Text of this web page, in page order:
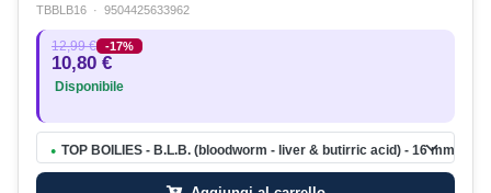
TBBLB16 · 9504425633962
12,99 € -17%
10,80 €
Disponibile
● TOP BOILIES - B.L.B. (bloodworm - liver & butirric acid) - 16 mm